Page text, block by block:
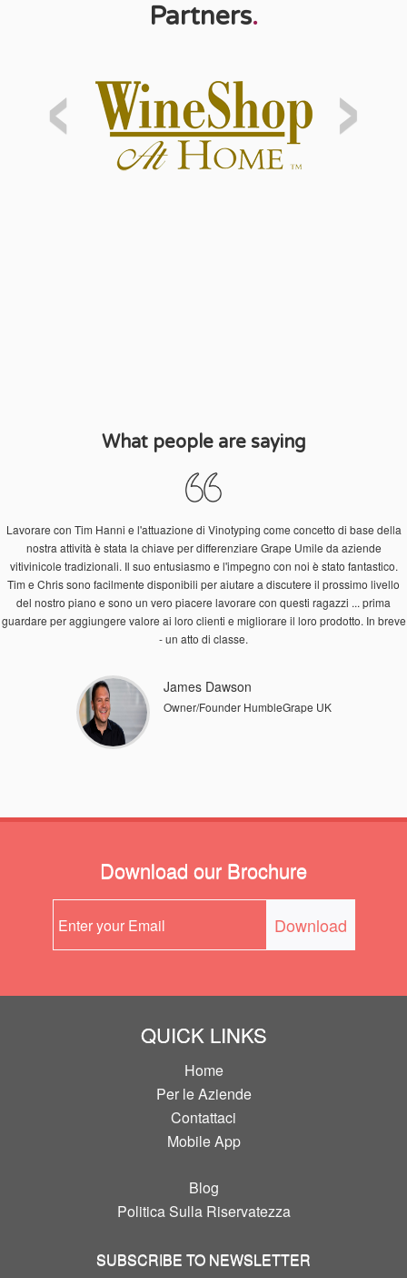
Partners.
‹ ›
What people are saying
Lavorare con Tim Hanni e l'attuazione di Vinotyping come concetto di base della
nostra attività è stata la chiave per differenziare Grape Umile da aziende
vitivinicole tradizionali. Il suo entusiasmo e l'impegno con noi è stato fantastico.
Tim e Chris sono facilmente disponibili per aiutare a discutere il prossimo livello
del nostro piano e sono un vero piacere lavorare con questi ragazzi ... prima
guardare per aggiungere valore ai loro clienti e migliorare il loro prodotto. In breve
- un atto di classe.
James Dawson
Owner/Founder HumbleGrape UK
Download our Brochure
QUICK LINKS
Home
Per le Aziende
Contattaci
Mobile App
Blog
Politica Sulla Riservatezza
SUBSCRIBE TO NEWSLETTER